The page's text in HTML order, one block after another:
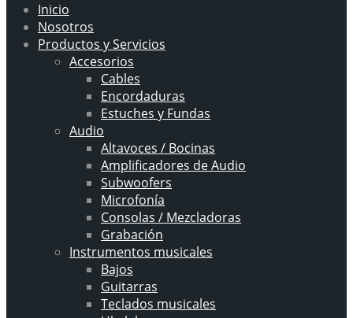
Inicio
Nosotros
Productos y Servicios
Accesorios
Cables
Encordaduras
Estuches y Fundas
Audio
Altavoces / Bocinas
Amplificadores de Audio
Subwoofers
Microfonía
Consolas / Mezcladoras
Grabación
Instrumentos musicales
Bajos
Guitarras
Teclados musicales